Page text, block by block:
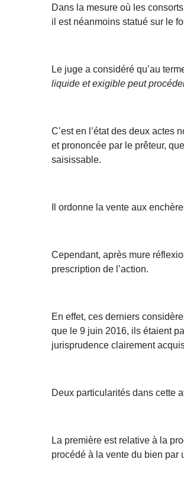
Dans la mesure où les
il est néanmoins statué sur le
Le juge a considéré qu’au
liquide et exigible peut
C’est en l’état des deux actes
et prononcée par le prêteur,
saisissable.
Il ordonne la vente aux
Cependant, après mure
prescription de l’action.
En effet, ces derniers
que le 9 juin 2016, ils étaient
jurisprudence clairement
Deux particularités dans cette
La première est relative à la
procédé à la vente du bien par